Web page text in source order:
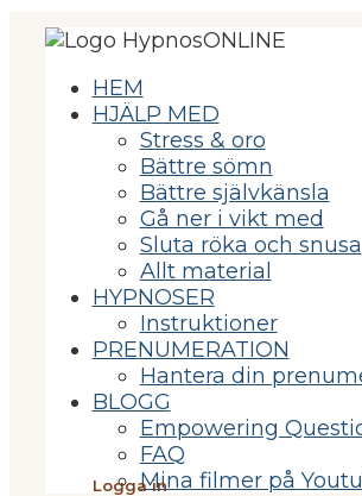
HEM
HJÄLP MED
Stress & oro
Bättre sömn
Bättre självkänsla
Gå ner i vikt med
Sluta röka och snusa
Allt material
HYPNOSER
Instruktioner
PRENUMERATION
Hantera din
BLOGG
Empowering
FAQ
Mina filmer på
Logga in